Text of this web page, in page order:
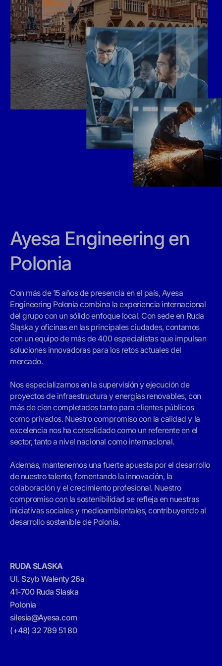
Ayesa Engineering en
Polonia
Con más de 15 años de presencia en el país, Ayesa
Engineering Polonia combina la experiencia internacional
del grupo con un sólido enfoque local. Con sede en Ruda
Śląska y oficinas en las principales ciudades, contamos
con un equipo de más de 400 especialistas que impulsan
soluciones innovadoras para los retos actuales del
mercado.
Nos especializamos en la supervisión y ejecución de
proyectos de infraestructura y energías renovables, con
más de cien completados tanto para clientes públicos
como privados. Nuestro compromiso con la calidad y la
excelencia nos ha consolidado como un referente en el
sector, tanto a nivel nacional como internacional.
Además, mantenemos una fuerte apuesta por el desarrollo
de nuestro talento, fomentando la innovación, la
colaboración y el crecimiento profesional. Nuestro
compromiso con la sostenibilidad se refleja en nuestras
iniciativas sociales y medioambientales, contribuyendo al
desarrollo sostenible de Polonia.
RUDA SLASKA
Ul. Szyb Walenty 26a
41-700 Ruda Slaska
Polonia
silesia@Ayesa.com
(+48) 32 789 51 80